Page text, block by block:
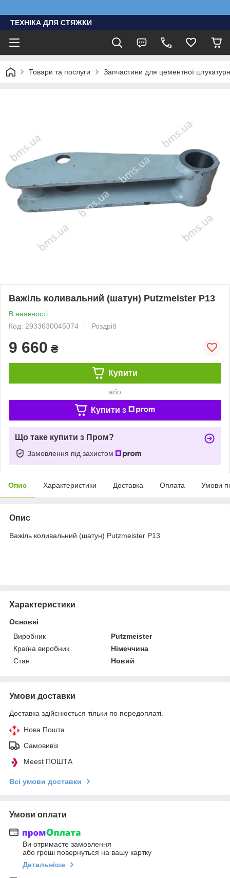
ТЕХНІКА ДЛЯ СТЯЖКИ
Товари та послуги Запчастини для цементної
Важіль коливальний (шатун) Putzmeister P13
В наявності
Код: 2933630045074
Роздріб
9 660 ₴
Купити
або
Купити з
Що таке купити з Пром?
Замовлення під захистом
Опис Характеристики Доставка Оплата Умови
Опис
Важіль коливальний (шатун) Putzmeister P13
Характеристики
Основні
Виробник
Putzmeister
Країна виробник
Німеччина
Стан
Новий
Умови доставки
Доставка здійснюється тільки по передоплаті.
Нова Пошта
Самовивіз
Meest ПОШТА
Всі умови доставки
Умови оплати
Ви отримаєте замовлення
або гроші повернуться на вашу картку
Детальніше